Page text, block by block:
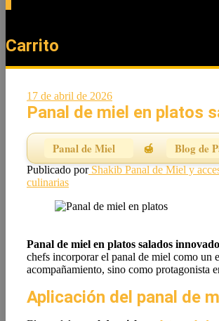
Carrito
17 de abril de 2026
Panal de miel en platos
Panal de Miel Blog de
Publicado porShakib Panal de Miel y
culinarias
Panal de miel en platos salados
chefs incorporar el panal de miel como un
acompañamiento, sino como protagonista
Aplicación del panal de